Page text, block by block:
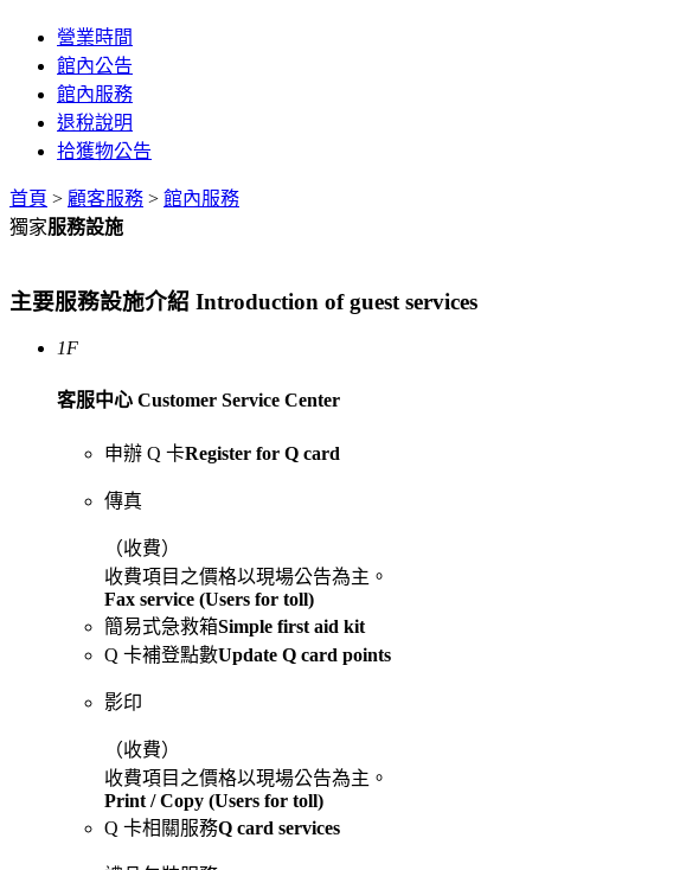
營業時間
館內公告
館內服務
退稅說明
拾獲物公告
首頁 > 顧客服務 > 館內服務
獨家服務設施
主要服務設施介紹 Introduction of guest services
1F
客服中心 Customer Service Center
申辦 Q 卡Register for Q card
傳真
（收費）
收費項目之價格以現場公告為主。
Fax service (Users for toll)
簡易式急救箱Simple first aid kit
Q 卡補登點數Update Q card points
影印
（收費）
收費項目之價格以現場公告為主。
Print / Copy (Users for toll)
Q 卡相關服務Q card services